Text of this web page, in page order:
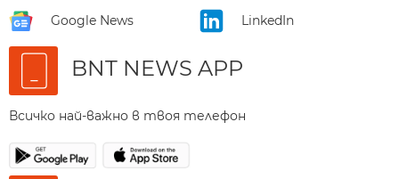
Google News LinkedIn
BNT NEWS APP
Всичко най-важно в твоя телефон